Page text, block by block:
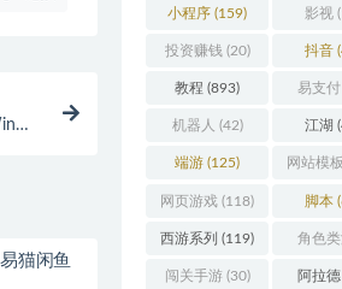
服
猫闲鱼
小程序 (159) 影视
投资赚钱 (20) 抖音
教程 (893) 易支付
机器人 (42) 江湖
端游 (125) 网站模板
网页游戏 (118) 脚本
西游系列 (119) 角色
闯关手游(30) 阿拉德